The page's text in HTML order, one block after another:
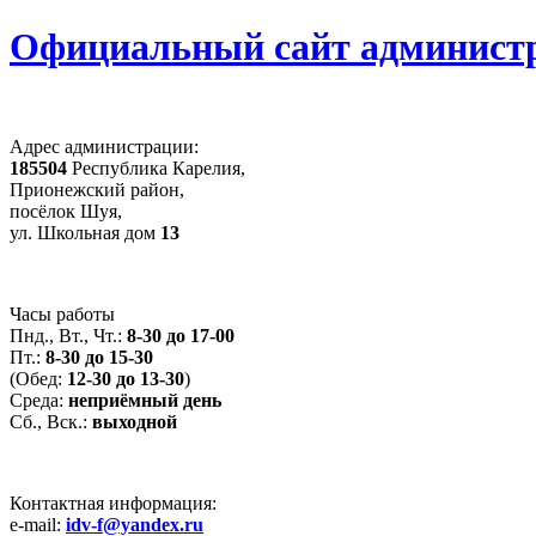
Официальный сайт
Адрес администрации:
185504 Республика Карелия,
Прионежский район,
посёлок Шуя,
ул. Школьная дом 13
Часы работы
Пнд., Вт., Чт.: 8-30 до 17-00
Пт.: 8-30 до 15-30
(Обед: 12-30 до 13-30)
Среда: неприёмный день
Сб., Вск.: выходной
Контактная информация:
e-mail: idv-f@yandex.ru